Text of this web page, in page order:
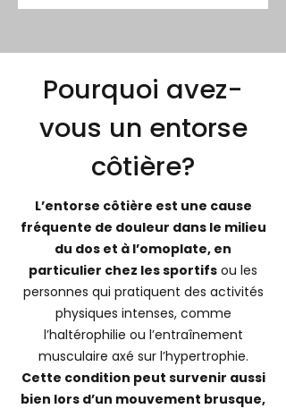
Pourquoi avez-
vous un entorse
côtière?
L’entorse côtière est une cause
fréquente de douleur dans le milieu
du dos et à l’omoplate, en
particulier chez les sportifs ou les
personnes qui pratiquent des activités
physiques intenses, comme
l’haltérophilie ou l’entraînement
musculaire axé sur l’hypertrophie.
Cette condition peut survenir aussi
bien lors d’un mouvement brusque,